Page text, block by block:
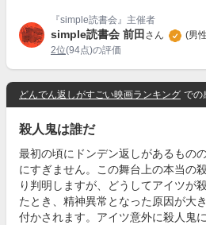
『simple読書会』主催者
simple読書会 前田 さん
(男
2位(94点)の評価
どんでん返しがすごい映画ランキング での
殺人鬼は誰だ
最初の頃にドンデン返しがあるもの
にすぎません。この舞台上の本当の
り判明しますが、どうしてアイツが
たとき、精神異常となった原因が大
付かされます。アイツ意外に殺人鬼